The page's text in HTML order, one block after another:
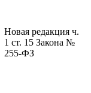
Новая редакция ч.
1 ст. 15 Закона №
255-ФЗ